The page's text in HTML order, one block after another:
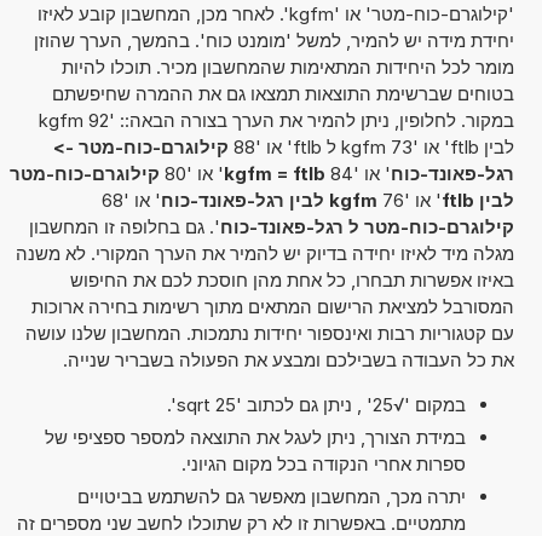
'קילוגרם-כוח-מטר' או 'kgfm'. לאחר מכן, המחשבון קובע לאיזו
יחידת מידה יש להמיר, למשל 'מומנט כוח'. בהמשך, הערך שהוזן
מומר לכל היחידות המתאימות שהמחשבון מכיר. תוכלו להיות
בטוחים שברשימת התוצאות תמצאו גם את ההמרה שחיפשתם
במקור. לחלופין, ניתן להמיר את הערך בצורה הבאה:: '92 kgfm
לבין ftlb' או '73 kgfm ל ftlb' או '88
קילוגרם-כוח-מטר ->
רגל-פאונד-כוח' או '84 kgfm = ftlb' או '80
קילוגרם-כוח-מטר
לבין ftlb
' או '76 kgfm לבין רגל-פאונד-כוח
' או '68
קילוגרם-כוח-מטר ל רגל-פאונד-כוח'. גם בחלופה זו המחשבון
מגלה מיד לאיזו יחידה בדיוק יש להמיר את הערך המקורי. לא משנה
באיזו אפשרות תבחרו, כל אחת מהן חוסכת לכם את החיפוש
המסורבל למציאת הרישום המתאים מתוך רשימות בחירה ארוכות
עם קטגוריות רבות ואינספור יחידות נתמכות. המחשבון שלנו עושה
את כל העבודה בשבילכם ומבצע את הפעולה בשבריר שנייה.
במקום '√25' , ניתן גם לכתוב 'sqrt 25'.
במידת הצורך, ניתן לעגל את התוצאה למספר ספציפי של
ספרות אחרי הנקודה בכל מקום הגיוני.
יתרה מכך, המחשבון מאפשר גם להשתמש בביטויים
מתמטיים. באפשרות זו לא רק שתוכלו לחשב שני מספרים זה